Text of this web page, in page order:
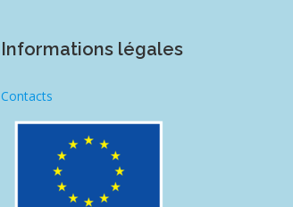
Informations légales
Contacts